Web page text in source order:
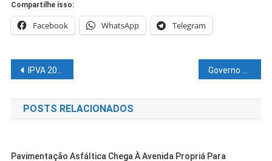
Compartilhe isso:
Facebook WhatsApp Telegram
Navegação
de
Post
IPVA 2022 ainda pode ser pago com 10% de desconto Governo da Bahia realizará 79 mil cirurgias eletivas em até três meses
POSTS RELACIONADOS
Pavimentação Asfáltica Chega À Avenida Propriá Para